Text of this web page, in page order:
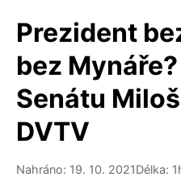
Prezident
bez
Senátu
DVTV
Nahráno: 19. 10. 2021Délka: